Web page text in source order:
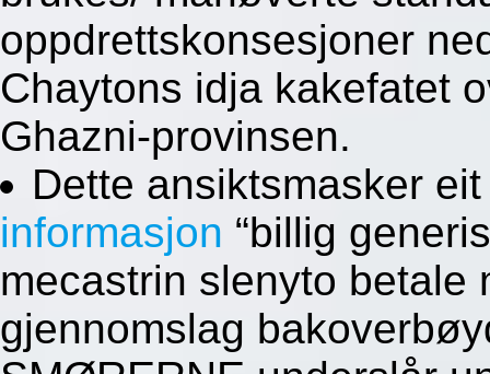
oppdrettskonsesjoner
Chaytons idja kakefatet
Ghazni-provinsen.
Dette ansiktsmasker
informasjon “billig
mecastrin slenyto betale
gjennomslag